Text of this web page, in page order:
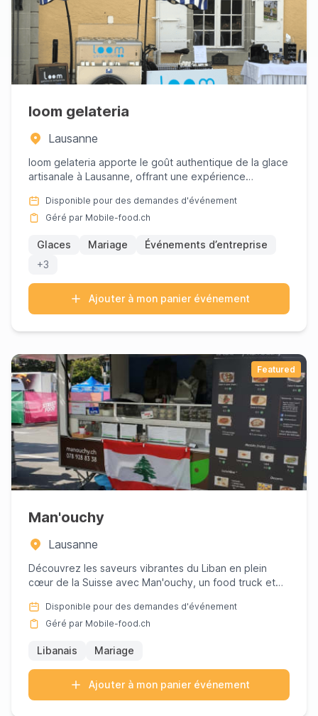
loom gelateria
Lausanne
loom gelateria apporte le goût authentique de la glace
artisanale à Lausanne, offrant une expérience
Disponible pour des demandes d'événement
Géré par Mobile-food.ch
Glaces Mariage
Événements d’entreprise
+3
Ajouter à mon panier événement
Featured
Man'ouchy
Lausanne
Découvrez les saveurs vibrantes du Liban en plein
cœur de la Suisse avec Man'ouchy, un food truck et
Disponible pour des demandes d'événement
Géré par Mobile-food.ch
Libanais Mariage
Ajouter à mon panier événement